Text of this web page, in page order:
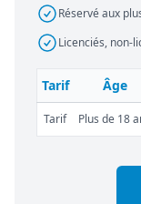
Réservé aux
Licenciés, non-
Tarif Âge
Tarif Plus de 18